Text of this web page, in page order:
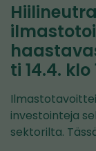
ti 14.4. klo
investointeja
sektorilta.